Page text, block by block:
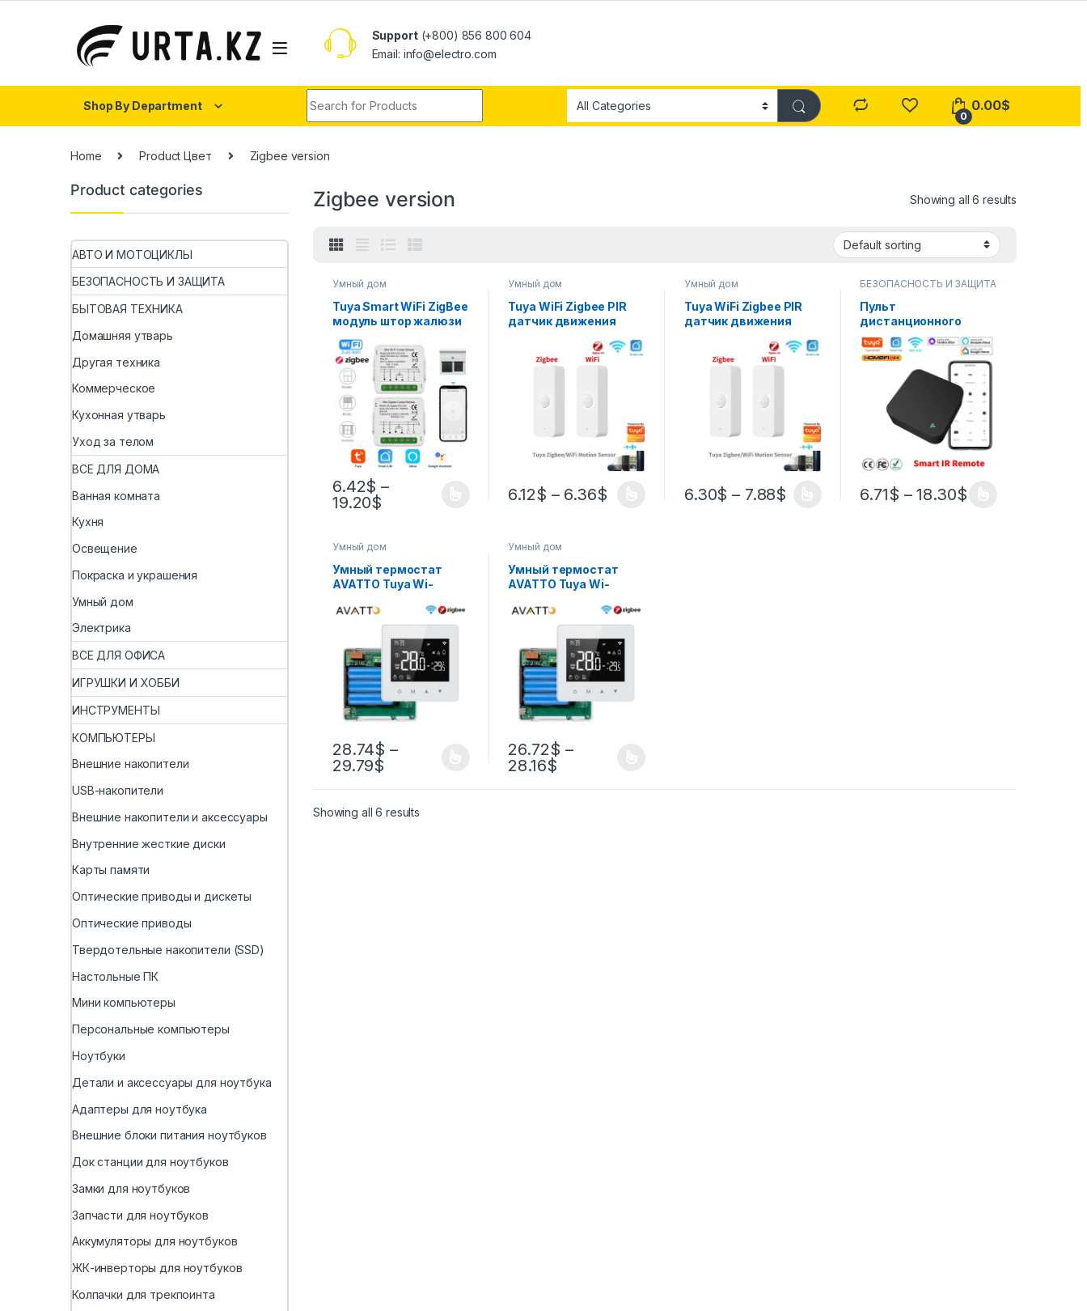
Support(+800) 856 800 604
Email: info@electro.com
Shop By Department
0
0.00$
Home Product Цвет Zigbee version
Zigbee version Showing all 6 results
Умный дом
Tuya Smart WiFi ZigBee
модуль штор жалюзи
электродвигатель
умный
переключатель штор
работает с Alexa
Google Home
6.42$ –
19.20$
Умный дом
Tuya WiFi Zigbee PIR
датчик движения
инфракрасный
детектор
безопасность умная
жизнь работает с
6.12$ – 6.36$
Умный дом
Tuya WiFi Zigbee PIR
датчик движения
инфракрасный
детектор
безопасность умная
жизнь работает с
6.30$ – 7.88$
БЕЗОПАСНОСТЬ И ЗАЩИТА
Пульт
дистанционного
управления Zigbee,
универсальный
инфракрасный
контроллер для
умного дома,
подходит для ТВ,
DVD, работает с
Google Home
6.71$ –18.30$
Умный дом
Умный термостат
AVATTO Tuya Wi-
температуры
водяного газового
котла с низким
энергопотреблением
для Alexa Google
Home Alice
28.74$ –
29.79$
Умный дом
Умный термостат
AVATTO Tuya Wi-
температуры
водяного газового
котла с низким
энергопотреблением
для Alexa Google
Home Alice
26.72$ –
28.16$
Showing all 6 results
Product categories
АВТО И МОТОЦИКЛЫ
БЕЗОПАСНОСТЬ И ЗАЩИТА
БЫТОВАЯ ТЕХНИКА
Домашняя утварь
Другая техника
Коммерческое
Кухонная утварь
Уход за телом
ВСЕ ДЛЯ ДОМА
Ванная комната
Кухня
Освещение
Покраска и украшения
Умный дом
Электрика
ВСЕ ДЛЯ ОФИСА
ИГРУШКИ И ХОББИ
ИНСТРУМЕНТЫ
КОМПЬЮТЕРЫ
Внешние накопители
USB-накопители
Внешние накопители и аксессуары
Внутренние жесткие диски
Карты памяти
Оптические приводы и дискеты
Оптические приводы
Твердотельные накопители (SSD)
Настольные ПК
Мини компьютеры
Персональные компьютеры
Ноутбуки
Детали и аксессуары для ноутбука
Адаптеры для ноутбука
Внешние блоки питания ноутбуков
Док станции для ноутбуков
Замки для ноутбуков
Запчасти для ноутбуков
Аккумуляторы для ноутбуков
ЖК-инверторы для ноутбуков
Колпачки для трекпоинта